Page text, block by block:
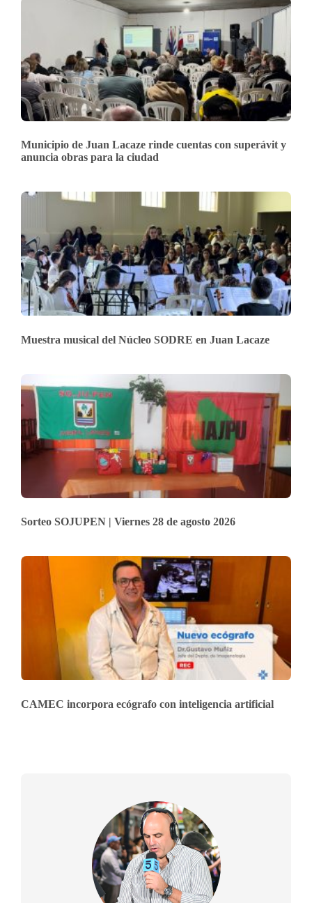
Municipio de Juan Lacaze rinde cuentas con superávit y
anuncia obras para la ciudad
Muestra musical del Núcleo SODRE en Juan Lacaze
Sorteo SOJUPEN | Viernes 28 de agosto 2026
CAMEC incorpora ecógrafo con inteligencia artificial